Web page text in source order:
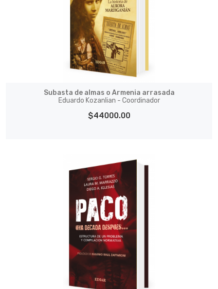
Subasta de almas o Armenia arrasada
Eduardo Kozanlian - Coordinador
$44000.00